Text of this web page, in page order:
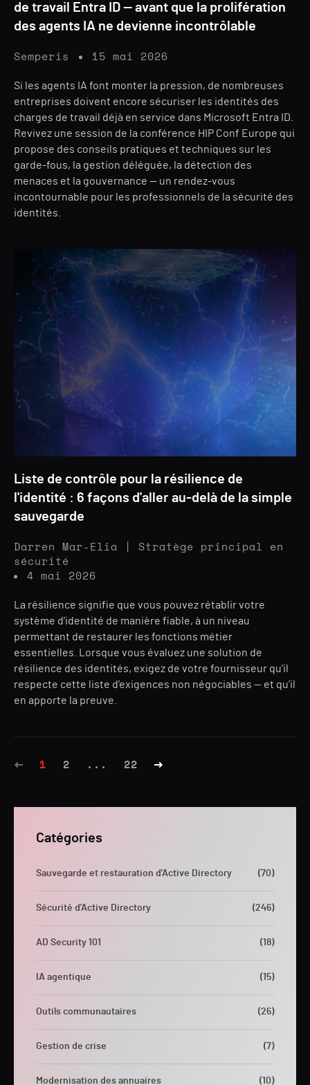
Catégories
Sauvegarde et restauration d'Active Directory (70)
Sécurité d'Active Directory (246)
AD Security 101 (18)
IA agentique (15)
Outils communautaires (26)
Gestion de crise (7)
Modernisation des annuaires (10)
de travail Entra ID — avant que la prolifération
des agents IA ne devienne incontrôlable
Semperis 15 mai 2026
Si les agents IA font monter la pression, de nombreuses
entreprises doivent encore sécuriser les identités des
charges de travail déjà en service dans Microsoft Entra ID.
Revivez une session de la conférence HIP Conf Europe qui
propose des conseils pratiques et techniques sur les
garde-fous, la gestion déléguée, la détection des
menaces et la gouvernance — un rendez-vous
incontournable pour les professionnels de la sécurité des
identités.
Liste de contrôle pour la résilience de
l'identité : 6 façons d'aller au-delà de la simple
sauvegarde
Darren Mar-Elia | Stratège principal en
sécurité
4 mai 2026
La résilience signifie que vous pouvez rétablir votre
système d'identité de manière fiable, à un niveau
permettant de restaurer les fonctions métier
essentielles. Lorsque vous évaluez une solution de
résilience des identités, exigez de votre fournisseur qu'il
respecte cette liste d'exigences non négociables — et qu'il
en apporte la preuve.
1 2 ... 22